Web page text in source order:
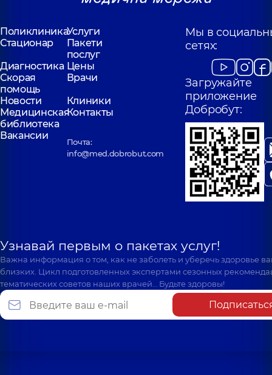
ПоликлиникаУслуги
Стационар
Пакети
послуг
Диагностика Цены
Скорая
помощь
Врачи
Новости
Клиники
Медицинская
библиотека
Контакты
Вакансии
Почта:
info@med.dobrobut.com
Мы в
сетях:
Загружайте
приложение
Добробут:
Узнавай первым о пакетах услуг!
Важна информация о том, как не заболеть и уберечь здоровье
близких. Цикл подготовленных экспертами сезонных
тематических советов наших врачей… Будьте здоровы!